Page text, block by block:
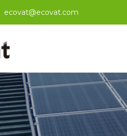
ecovat@ecovat.com